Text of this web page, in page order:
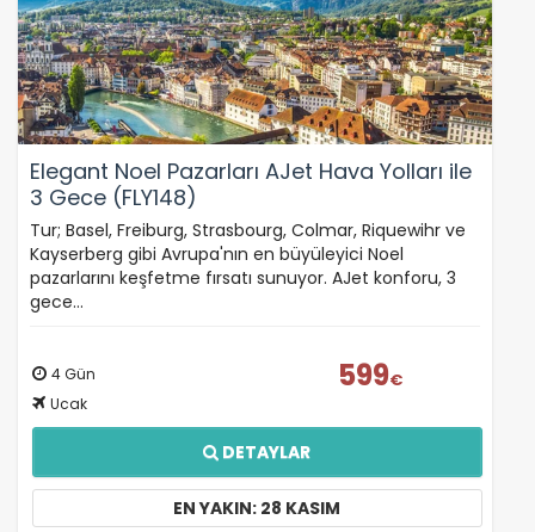
Elegant Noel Pazarları AJet Hava Yolları ile
3 Gece (FLY148)
Tur; Basel, Freiburg, Strasbourg, Colmar, Riquewihr ve
Kayserberg gibi Avrupa'nın en büyüleyici Noel
pazarlarını keşfetme fırsatı sunuyor. AJet konforu, 3
gece…
4 Gün
Ucak
599€
DETAYLAR
EN YAKIN: 28 KASIM